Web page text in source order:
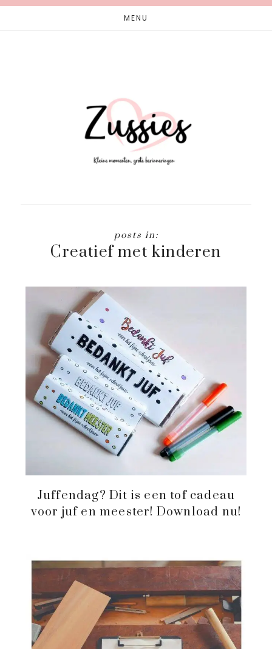
Skip
Skip
MENU
Creatief met kinderen
Juffendag? Dit is een tof cadeau
voor juf en meester! Download nu!